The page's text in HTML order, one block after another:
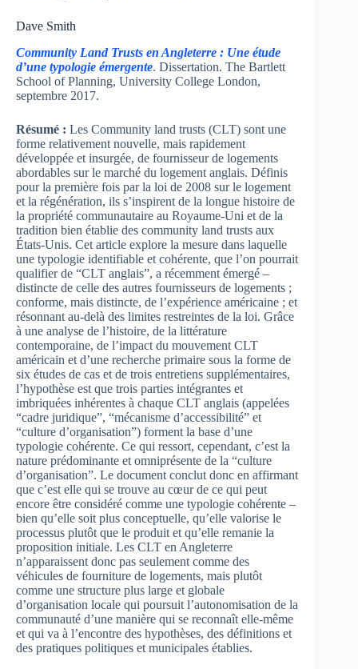
Dave Smith
Community Land Trusts en Angleterre : Une étude
d’une typologie émergente. Dissertation. The Bartlett
School of Planning, University College London,
septembre 2017.
Résumé : Les Community land trusts (CLT) sont une
forme relativement nouvelle, mais rapidement
développée et insurgée, de fournisseur de logements
abordables sur le marché du logement anglais. Définis
pour la première fois par la loi de 2008 sur le logement
et la régénération, ils s’inspirent de la longue histoire de
la propriété communautaire au Royaume-Uni et de la
tradition bien établie des community land trusts aux
États-Unis. Cet article explore la mesure dans laquelle
une typologie identifiable et cohérente, que l’on pourrait
qualifier de “CLT anglais”, a récemment émergé –
distincte de celle des autres fournisseurs de logements ;
conforme, mais distincte, de l’expérience américaine ; et
résonnant au-delà des limites restreintes de la loi. Grâce
à une analyse de l’histoire, de la littérature
contemporaine, de l’impact du mouvement CLT
américain et d’une recherche primaire sous la forme de
six études de cas et de trois entretiens supplémentaires,
l’hypothèse est que trois parties intégrantes et
imbriquées inhérentes à chaque CLT anglais (appelées
“cadre juridique”, “mécanisme d’accessibilité” et
“culture d’organisation”) forment la base d’une
typologie cohérente. Ce qui ressort, cependant, c’est la
nature prédominante et omniprésente de la “culture
d’organisation”. Le document conclut donc en affirmant
que c’est elle qui se trouve au cœur de ce qui peut
encore être considéré comme une typologie cohérente –
bien qu’elle soit plus conceptuelle, qu’elle valorise le
processus plutôt que le produit et qu’elle remanie la
proposition initiale. Les CLT en Angleterre
n’apparaissent donc pas seulement comme des
véhicules de fourniture de logements, mais plutôt
comme une structure plus large et globale
d’organisation locale qui poursuit l’autonomisation de la
communauté d’une manière qui se reconnaît elle-même
et qui va à l’encontre des hypothèses, des définitions et
des pratiques politiques et municipales établies.